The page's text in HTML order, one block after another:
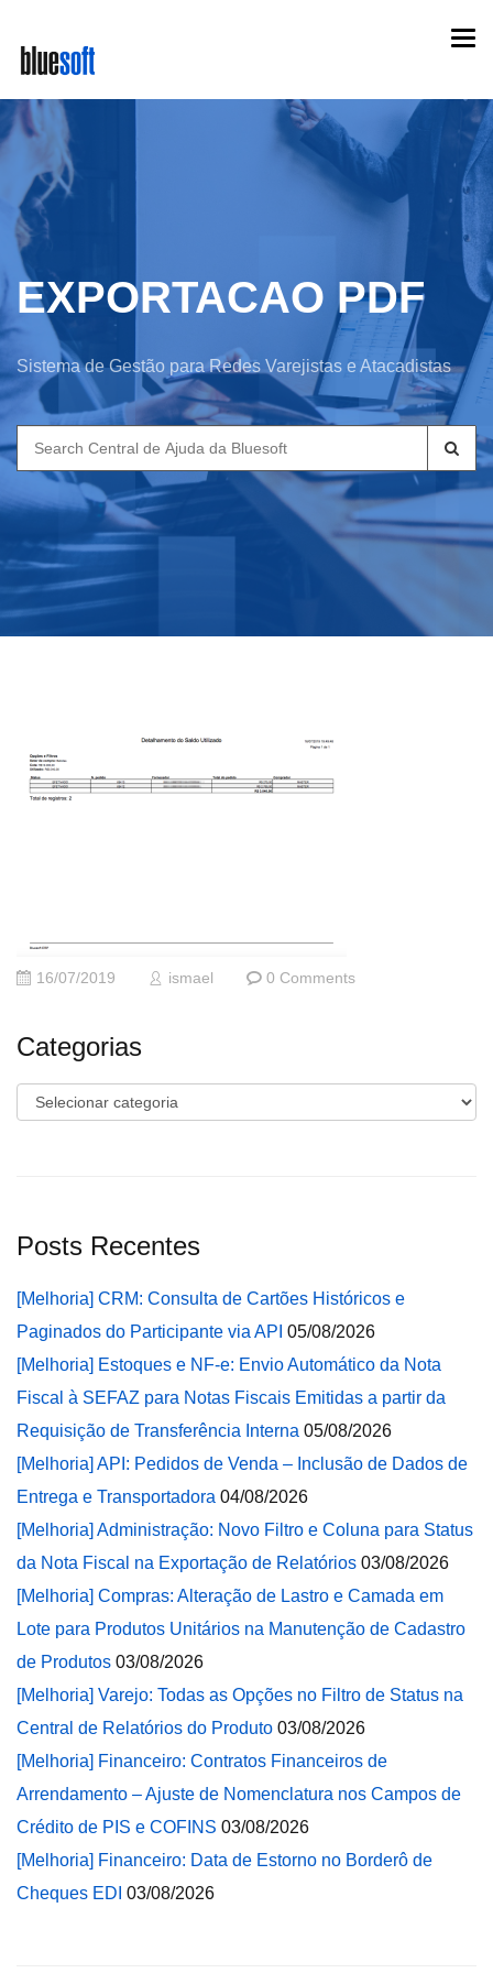
main
content
EXPORTACAO PDF
Sistema de Gestão para Redes Varejistas e Atacadistas
Search
for:
16/07/2019 ismael 0 Comments
Categorias
Categorias
Posts Recentes
[Melhoria] CRM: Consulta de Cartões Históricos e
Paginados do Participante via API 05/08/2026
[Melhoria] Estoques e NF-e: Envio Automático da Nota
Fiscal à SEFAZ para Notas Fiscais Emitidas a partir da
Requisição de Transferência Interna 05/08/2026
[Melhoria] API: Pedidos de Venda – Inclusão de Dados de
Entrega e Transportadora 04/08/2026
[Melhoria] Administração: Novo Filtro e Coluna para Status
da Nota Fiscal na Exportação de Relatórios 03/08/2026
[Melhoria] Compras: Alteração de Lastro e Camada em
Lote para Produtos Unitários na Manutenção de Cadastro
de Produtos 03/08/2026
[Melhoria] Varejo: Todas as Opções no Filtro de Status na
Central de Relatórios do Produto 03/08/2026
[Melhoria] Financeiro: Contratos Financeiros de
Arrendamento – Ajuste de Nomenclatura nos Campos de
Crédito de PIS e COFINS 03/08/2026
[Melhoria] Financeiro: Data de Estorno no Borderô de
Cheques EDI 03/08/2026